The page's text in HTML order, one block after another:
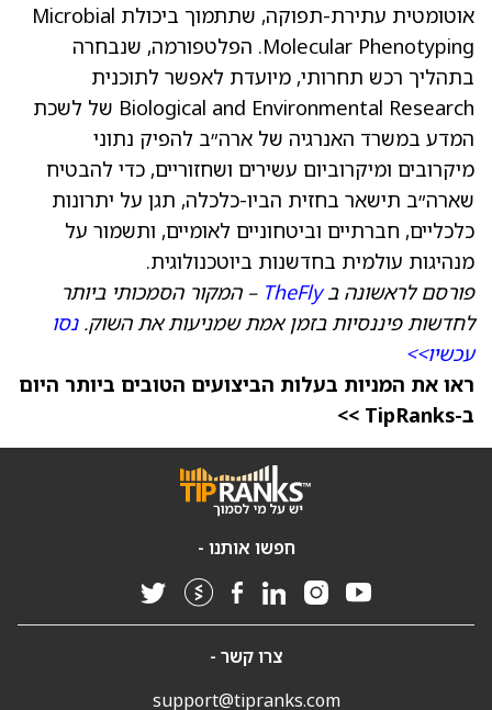
אוטומטית עתירת-תפוקה, שתתמוך ביכולת Microbial
Molecular Phenotyping. הפלטפורמה, שנבחרה
בתהליך רכש תחרותי, מיועדת לאפשר לתוכנית
Biological and Environmental Research של לשכת
המדע במשרד האנרגיה של ארה״ב להפיק נתוני
מיקרובים ומיקרוביום עשירים ושחזוריים, כדי להבטיח
שארה״ב תישאר בחזית הביו-כלכלה, תגן על יתרונות
כלכליים, חברתיים וביטחוניים לאומיים, ותשמור על
מנהיגות עולמית בחדשנות ביוטכנולוגית.
פורסם לראשונה בTheFly – המקור הסמכותי ביותר
לחדשות פיננסיות בזמן אמת שמניעות את השוק.נסו
עכשיו>>
ראו את המניות בעלות הביצועים הטובים ביותר היום
ב-TipRanks >>
חפשו אותנו -
צרו קשר -
support@tipranks.com